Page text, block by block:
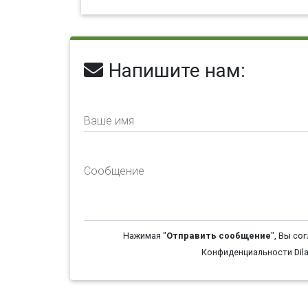
Напишите нам:
Ваше имя
Сообщение
Нажимая "Отправить сообщение", Вы
Конфиденциальности